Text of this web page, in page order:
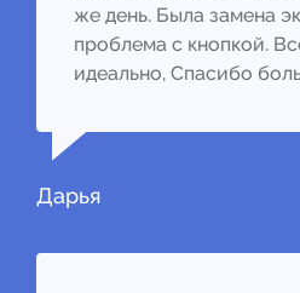
же день. Была замена
проблема с кнопкой.
идеально, Спасибо
Дарья